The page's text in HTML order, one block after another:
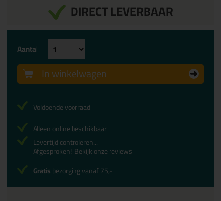
DIRECT LEVERBAAR
Aantal
In winkelwagen
Voldoende voorraad
Alleen online beschikbaar
Levertijd controleren...
Afgesproken! Bekijk onze reviews
Gratisbezorging vanaf 75,-